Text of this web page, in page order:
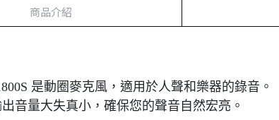
商品介紹
是動圈麥克風，適用於人聲和樂器的錄音。
音量大失真小，確保您的聲音自然宏亮。